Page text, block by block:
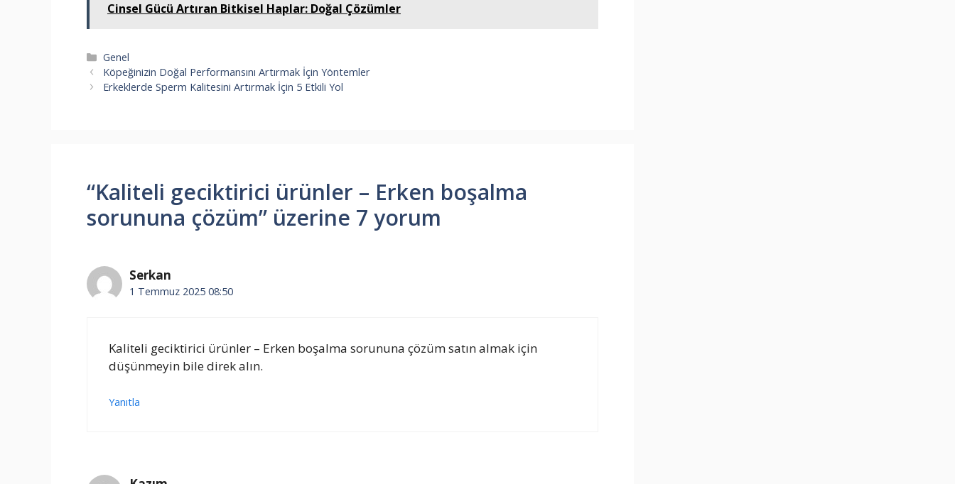
Cinsel Gücü Artıran Bitkisel Haplar: Doğal Çözümler
Kategoriler
Genel
Köpeğinizin Doğal Performansını Artırmak İçin Yöntemler
Erkeklerde Sperm Kalitesini Artırmak İçin 5 Etkili Yol
“Kaliteli geciktirici ürünler – Erken boşalma
sorununa çözüm” üzerine 7 yorum
Serkan
1 Temmuz 2025 08:50
Kaliteli geciktirici ürünler – Erken boşalma sorununa çözüm satın almak için
düşünmeyin bile direk alın.
Yanıtla